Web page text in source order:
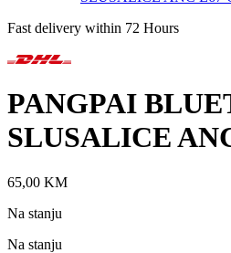
Fast delivery within 72 Hours
PANGPAI
SLUSALICE
65,00 KM
Na stanju
Na stanju